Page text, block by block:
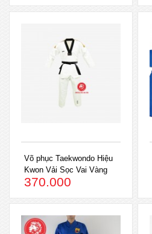
Võ phục Taekwondo Hiệu
Kwon Vải Sọc Vai Vàng
370.000